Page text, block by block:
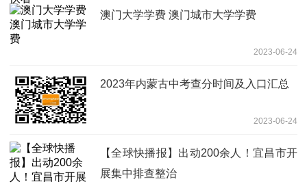
澳门大学学费 澳门城市大学学费
2023-06-24
2023年内蒙古中考查分时间及入口汇总
2023-06-24
【全球快播报】出动200余人！宜昌市开
展集中排查整治